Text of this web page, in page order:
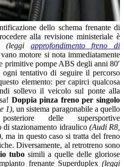
dello schema frenante di
alla revisione ministeriale è
(leggi approfondimento freno di
motore si nota immediatamente
primitive pompe ABS degli anni 80′
tentativo di seguire il percorso
elemento: per capirci qualcosa
sollevo il veicolo sul ponte alla
Doppia pinza freno per singolo
1), un sistema paragonabile a quello
delle supersportive
di stazionamento idraulico (Audi R8,
, ma in questo caso si tratta del freno
Diversamente, al retrotreno sono
tubo simili a quelle delle gloriose
frenante Superduplex (leggi